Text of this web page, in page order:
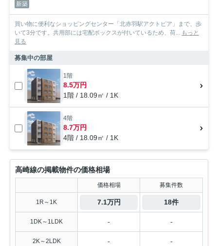
新築
買い物に便利なショッピングセンター「北赤羽駅アクトピア」まで、歩
いて3分です。共用部には宅配ボックスが付いているため、荷... もっと
見る
募集中の部屋
1階
8.5万円
1階 / 18.09㎡ / 1K
4階
8.7万円
4階 / 18.09㎡ / 1K
高崎線の掲載物件の価格相場
価格相場 募集件数
1R～1K 7.1万円 18件
1DK～1LDK - -
2K～2LDK - -